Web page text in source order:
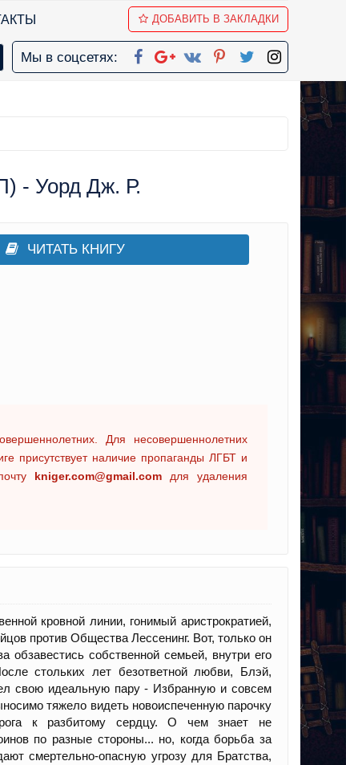
ДОБАВИТЬ В ЗАКЛАДКИ
Мы в соцсетях:
- Уорд Дж. Р.
ЧИТАТЬ КНИГУ
Для несовершеннолетних
присутствует наличие пропаганды ЛГБТ и
kniger.com@gmail.com для удаления
кровной линии, гонимый аристрократией,
против Общества Лессенинг. Вот, только он
обзавестись собственной семьей, внутри его
стольких лет безответной любви, Блэй,
свою идеальную пару - Избранную и совсем
тяжело видеть новоиспеченную парочку
к разбитому сердцу. О чем знает не
по разные стороны... но, когда борьба за
смертельно-опасную угрозу для Братства,